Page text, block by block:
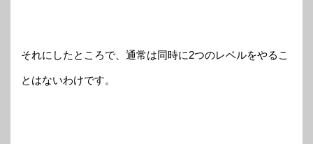
それにしたところで、通常は同時に2つのレベルをやるこ
とはないわけです。